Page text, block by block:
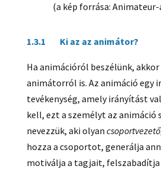
(a kép forrása:
1.3.1 Ki az az animátor?
Ha animációról beszélünk,
animátorról is. Az animáció egy
tevékenység, amely irányítást
kell, ezt a személyt az animáció
nevezzük, aki olyan csoportvezető
hozza a csoportot, generálja
motiválja a tagjait,